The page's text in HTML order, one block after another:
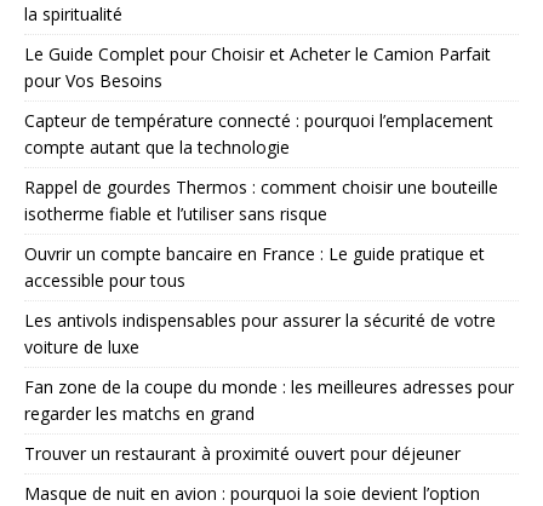
la spiritualité
Le Guide Complet pour Choisir et Acheter le Camion Parfait
pour Vos Besoins
Capteur de température connecté : pourquoi l’emplacement
compte autant que la technologie
Rappel de gourdes Thermos : comment choisir une bouteille
isotherme fiable et l’utiliser sans risque
Ouvrir un compte bancaire en France : Le guide pratique et
accessible pour tous
Les antivols indispensables pour assurer la sécurité de votre
voiture de luxe
Fan zone de la coupe du monde : les meilleures adresses pour
regarder les matchs en grand
Trouver un restaurant à proximité ouvert pour déjeuner
Masque de nuit en avion : pourquoi la soie devient l’option